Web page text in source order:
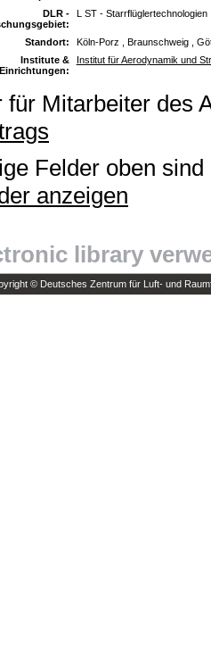
DLR -
L ST - Starrflüglertechnologien
Standort:
Köln-Porz , Braunschweig ,
Institute &
Einrichtungen:
Institut für Aerodynamik und
für Mitarbeiter des
Felder oben
anzeigen
library
© Deutsches Zentrum für Luft- und